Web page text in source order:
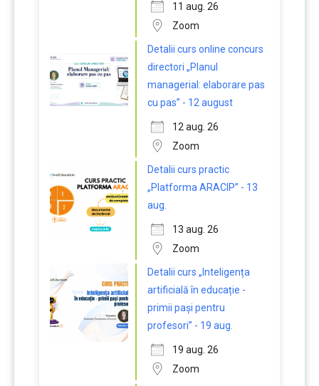
11 aug. 26
Zoom
Detalii curs online concurs
directori „Planul
managerial: elaborare pas
cu pas” - 12 august
12 aug. 26
Zoom
Detalii curs practic
„Platforma ARACIP” - 13
aug.
13 aug. 26
Zoom
Detalii curs „Inteligența
artificială în educație -
primii pași pentru
profesori” - 19 aug.
19 aug. 26
Zoom